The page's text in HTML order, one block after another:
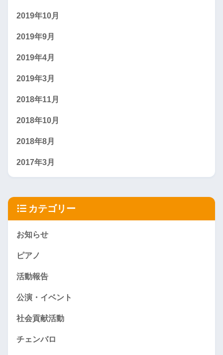
2019年10月
2019年9月
2019年4月
2019年3月
2018年11月
2018年10月
2018年8月
2017年3月
カテゴリー
お知らせ
ピアノ
活動報告
公演・イベント
社会貢献活動
チェンバロ